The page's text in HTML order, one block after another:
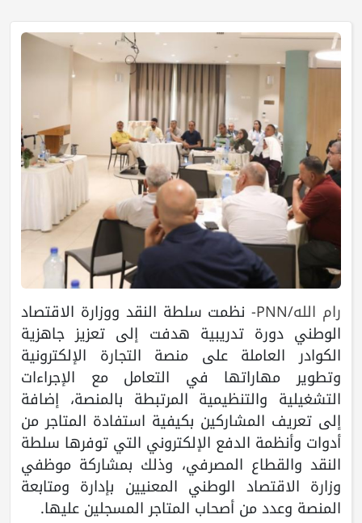
رام الله/PNN- نظمت سلطة النقد ووزارة الاقتصاد
الوطني دورة تدريبية هدفت إلى تعزيز جاهزية
الكوادر العاملة على منصة التجارة الإلكترونية
وتطوير مهاراتها في التعامل مع الإجراءات
التشغيلية والتنظيمية المرتبطة بالمنصة، إضافة
إلى تعريف المشاركين بكيفية استفادة المتاجر من
أدوات وأنظمة الدفع الإلكتروني التي توفرها سلطة
النقد والقطاع المصرفي، وذلك بمشاركة موظفي
وزارة الاقتصاد الوطني المعنيين بإدارة ومتابعة
المنصة وعدد من أصحاب المتاجر المسجلين عليها.